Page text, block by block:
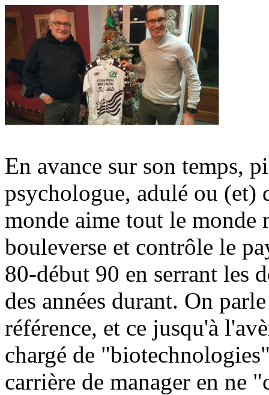
En avance sur son temps,
psychologue, adulé ou (et)
monde aime tout le monde
bouleverse et contrôle le
80-début 90 en serrant les
des années durant. On
référence, et ce jusqu'à
chargé de
carrière de manager en ne